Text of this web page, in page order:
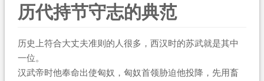
历代持节守志的典范
历史上符合大丈夫准则的人很多，西汉时的苏武就是其中
一位。
汉武帝时他奉命出使匈奴，匈奴首领胁迫他投降，先用畜